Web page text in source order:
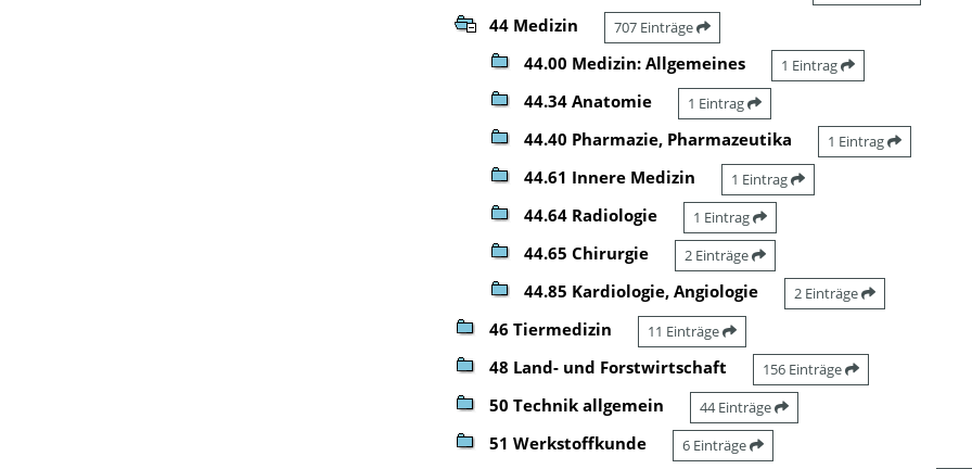
44 Medizin 707 Einträge
44.00 Medizin: Allgemeines 1 Eintrag
44.34 Anatomie 1 Eintrag
44.40 Pharmazie, Pharmazeutika 1 Eintrag
44.61 Innere Medizin 1 Eintrag
44.64 Radiologie 1 Eintrag
44.65 Chirurgie 2 Einträge
44.85 Kardiologie, Angiologie 2 Einträge
46 Tiermedizin 11 Einträge
48 Land- und Forstwirtschaft 156 Einträge
50 Technik allgemein 44 Einträge
51 Werkstoffkunde 6 Einträge